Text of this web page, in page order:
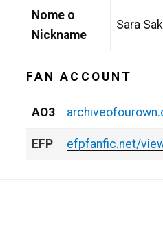
Nome o
Nickname
Sara
FAN ACCOUNT
AO3
EFP efpfanfic.net/